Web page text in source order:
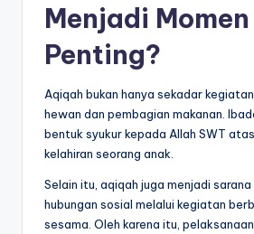
Menjadi
Penting?
Aqiqah bukan hanya sekadar
hewan dan pembagian makanan.
bentuk syukur kepada Allah SWT
kelahiran seorang anak.
Selain itu, aqiqah juga menjadi
hubungan sosial melalui kegiatan
sesama. Oleh karena itu,